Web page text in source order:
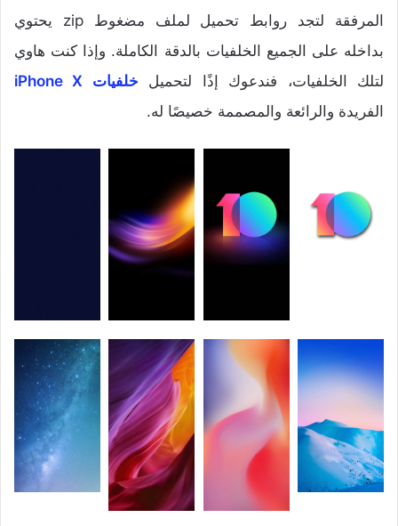
المرفقة لتجد روابط تحميل لملف مضغوط zip يحتوي
بداخله على الجميع الخلفيات بالدقة الكاملة. وإذا كنت هاوي
لتلك الخلفيات، فندعوك إذًا لتحميل خلفيات iPhone X
الفريدة والرائعة والمصممة خصيصًا له.